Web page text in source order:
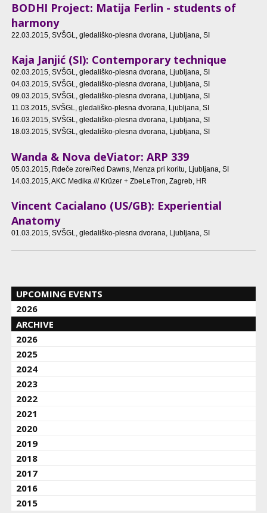
BODHI Project: Matija Ferlin - students of
harmony
22.03.2015, SVŠGL, gledališko-plesna dvorana, Ljubljana, SI
Kaja Janjić (SI): Contemporary technique
02.03.2015, SVŠGL, gledališko-plesna dvorana, Ljubljana, SI
04.03.2015, SVŠGL, gledališko-plesna dvorana, Ljubljana, SI
09.03.2015, SVŠGL, gledališko-plesna dvorana, Ljubljana, SI
11.03.2015, SVŠGL, gledališko-plesna dvorana, Ljubljana, SI
16.03.2015, SVŠGL, gledališko-plesna dvorana, Ljubljana, SI
18.03.2015, SVŠGL, gledališko-plesna dvorana, Ljubljana, SI
Wanda & Nova deViator: ARP 339
05.03.2015, Rdeče zore/Red Dawns, Menza pri koritu, Ljubljana, SI
14.03.2015, AKC Medika /// Krüzer + ZbeLeTron, Zagreb, HR
Vincent Cacialano (US/GB): Experiential
Anatomy
01.03.2015, SVŠGL, gledališko-plesna dvorana, Ljubljana, SI
UPCOMING EVENTS
2026
ARCHIVE
2026
2025
2024
2023
2022
2021
2020
2019
2018
2017
2016
2015